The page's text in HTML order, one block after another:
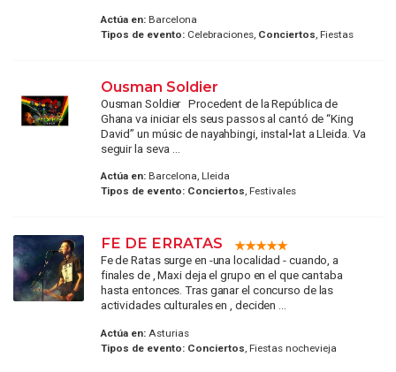
Actúa en:Barcelona
Tipos de evento:Celebraciones, Conciertos, Fiestas
Ousman Soldier
Ousman Soldier Procedent de la República de
Ghana va iniciar els seus passos al cantó de “King
David” un músic de nayahbingi, instal•lat a Lleida. Va
seguir la seva ...
Actúa en:Barcelona, Lleida
Tipos de evento: Conciertos, Festivales
FE DE ERRATAS
Fe de Ratas surge en -una localidad - cuando, a
finales de , Maxi deja el grupo en el que cantaba
hasta entonces. Tras ganar el concurso de las
actividades culturales en , deciden ...
Actúa en:Asturias
Tipos de evento: Conciertos , Fiestas nochevieja